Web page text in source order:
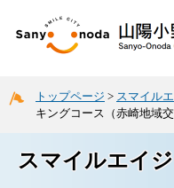
トップページ > スマイル
キングコース（赤崎地域
スマイルエイ